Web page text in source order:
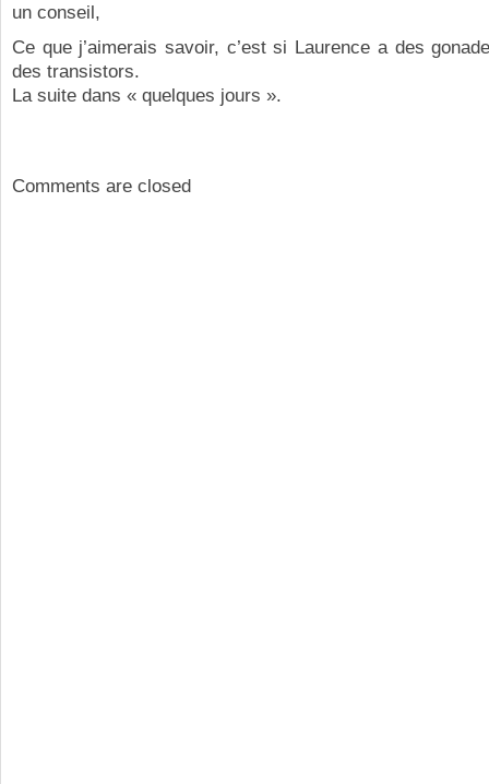
un conseil,
Ce que j’aimerais savoir, c’est si Laurence a des
des transistors.
La suite dans « quelques jours ».
Comments are closed